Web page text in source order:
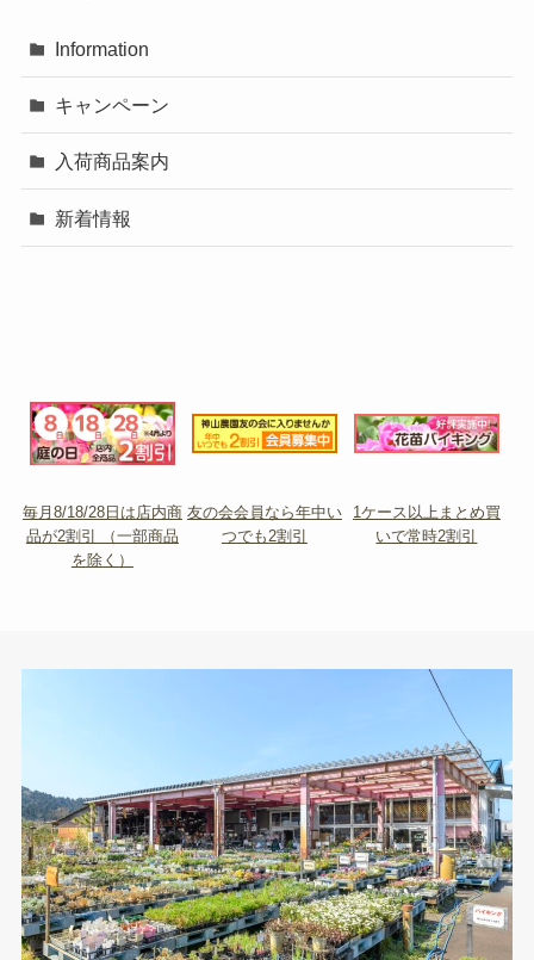
Information
キャンペーン
入荷商品案内
新着情報
毎月8/18/28日は店内商
品が2割引 （一部商品
を除く）
友の会会員なら年中い
つでも2割引
1ケース以上まとめ買
いで常時2割引